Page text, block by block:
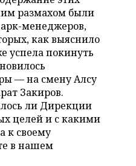
размахом были
менеджеров,
как выяснило
успела покинуть
— на смену Алсу
Закиров.
ли Дирекции
целей и с какими
к своему
в нашем